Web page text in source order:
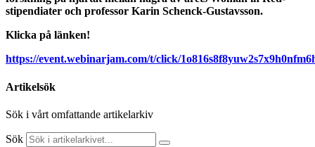
stipendiater och professor Karin Schenck-Gustavsson.
Klicka på länken!
https://event.webinarjam.com/t/click/
Artikelsök
Sök i vårt omfattande artikelarkiv
Sök